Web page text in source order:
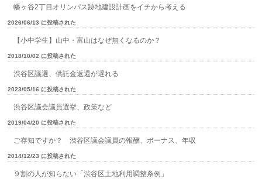
幡ヶ谷2丁目オリンパス跡地建設計画をイチから考える
2026/06/13 に投稿された
【小中学生】山中・富山はなぜ無くなるのか？
2018/10/02 に投稿された
渋谷区議選、供託金返還が遅れる
2023/05/16 に投稿された
渋谷区議会議員選挙、政策など
2019/04/20 に投稿された
ご存知ですか？ 渋谷区議会議員の報酬、ボーナス、年収
2014/12/23 に投稿された
９割の人が知らない「渋谷区土地利用調整条例」